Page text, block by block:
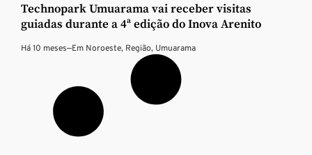
Technopark Umuarama vai receber visitas
guiadas durante a 4ª edição do Inova Arenito
Há 10 meses—Em Noroeste, Região, Umuarama